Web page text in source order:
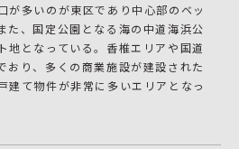
が多いのが東区であり中心部のベッ
た、国定公園となる海の中道海浜公
地となっている。香椎エリアや国道
おり、多くの商業施設が建設された
建て物件が非常に多いエリアとなっ